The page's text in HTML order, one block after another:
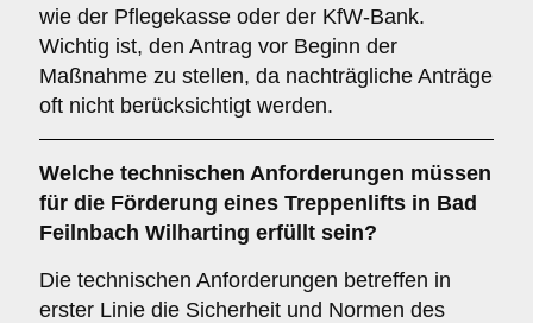
wie der Pflegekasse oder der KfW-Bank.
Wichtig ist, den Antrag vor Beginn der
Maßnahme zu stellen, da nachträgliche Anträge
oft nicht berücksichtigt werden.
Welche technischen Anforderungen müssen
für die Förderung eines Treppenlifts in Bad
Feilnbach Wilharting erfüllt sein?
Die technischen Anforderungen betreffen in
erster Linie die Sicherheit und Normen des